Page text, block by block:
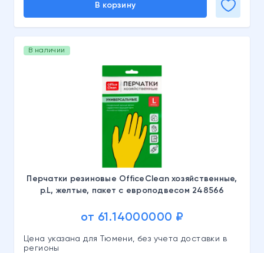
В корзину
В наличии
Перчатки резиновые OfficeClean хозяйственные,
р.L, желтые, пакет с европодвесом 248566
от 61.14000000 ₽
Цена указана для Тюмени, без учета доставки в
регионы